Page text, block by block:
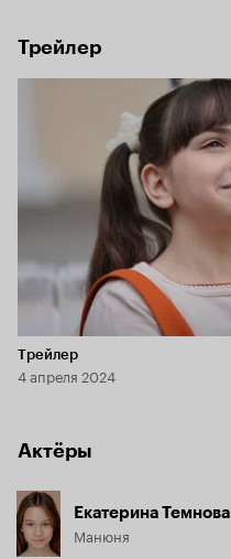
Трейлер
Длительность 2 мин
Трейлер
4 апреля 2024
Актёры
Екатерина Темнова
Манюня